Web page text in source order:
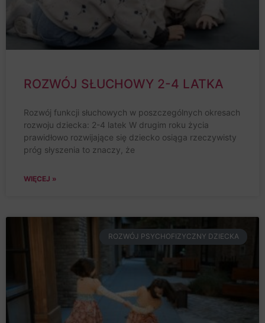
ROZWÓJ SŁUCHOWY 2-4 LATKA
Rozwój funkcji słuchowych w poszczególnych okresach
rozwoju dziecka: 2-4 latek W drugim roku życia
prawidłowo rozwijające się dziecko osiąga rzeczywisty
próg słyszenia to znaczy, że
WIĘCEJ »
ROZWÓJ PSYCHOFIZYCZNY DZIECKA